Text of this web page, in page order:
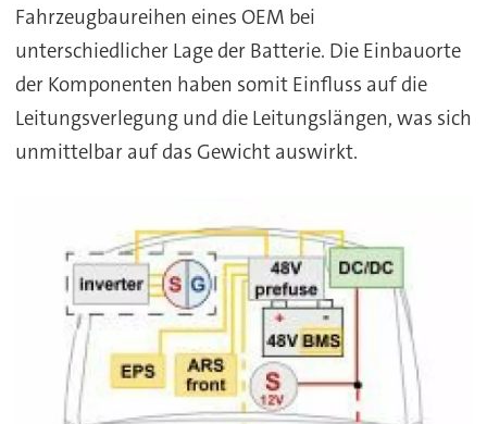
Fahrzeugbaureihen eines OEM bei
unterschiedlicher Lage der Batterie. Die Einbauorte
der Komponenten haben somit Einfluss auf die
Leitungsverlegung und die Leitungslängen, was sich
unmittelbar auf das Gewicht auswirkt.